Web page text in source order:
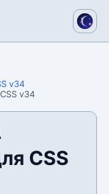
v34
v34
CSS